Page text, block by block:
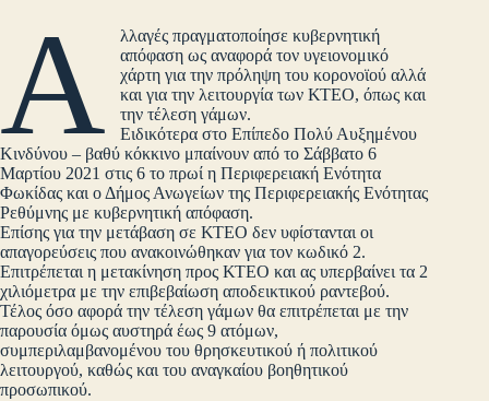
Α
λλαγές πραγματοποίησε κυβερνητική
απόφαση ως αναφορά τον υγειονομικό
χάρτη για την πρόληψη του κορονοϊού αλλά
και για την λειτουργία των ΚΤΕΟ, όπως και
την τέλεση γάμων.
Ειδικότερα στο Επίπεδο Πολύ Αυξημένου
Κινδύνου – βαθύ κόκκινο μπαίνουν από το Σάββατο 6
Μαρτίου 2021 στις 6 το πρωί η Περιφερειακή Ενότητα
Φωκίδας και ο Δήμος Ανωγείων της Περιφερειακής Ενότητας
Ρεθύμνης με κυβερνητική απόφαση.
Επίσης για την μετάβαση σε ΚΤΕΟ δεν υφίστανται οι
απαγορεύσεις που ανακοινώθηκαν για τον κωδικό 2.
Επιτρέπεται η μετακίνηση προς ΚΤΕΟ και ας υπερβαίνει τα 2
χιλιόμετρα με την επιβεβαίωση αποδεικτικού ραντεβού.
Τέλος όσο αφορά την τέλεση γάμων θα επιτρέπεται με την
παρουσία όμως αυστηρά έως 9 ατόμων,
συμπεριλαμβανομένου του θρησκευτικού ή πολιτικού
λειτουργού, καθώς και του αναγκαίου βοηθητικού
προσωπικού.